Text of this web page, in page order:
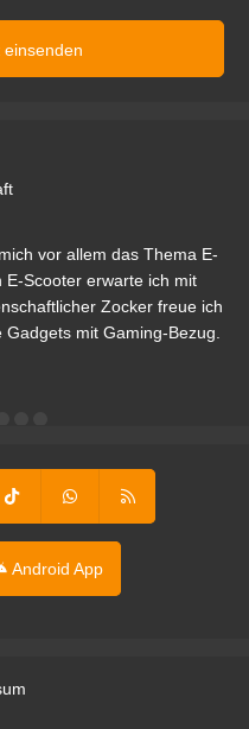
vor allem das Thema E-
E-Scooter erwarte ich mit
Zocker freue ich
mit Gaming-Bezug.
Android App